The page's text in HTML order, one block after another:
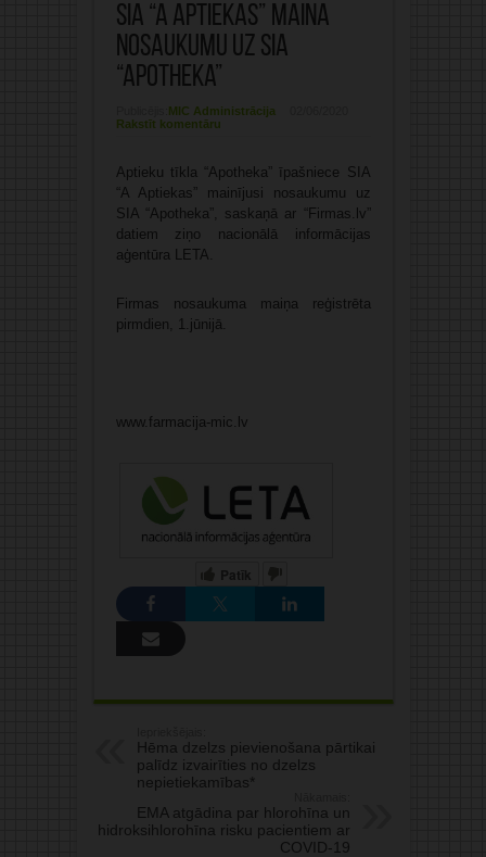
SIA “A Aptiekas” maina
nosaukumu uz SIA
“Apotheka”
MIC Administrācija
Rakstīt komentāru
Aptieku tīkla “Apotheka” īpašniece SIA
“A Aptiekas” mainījusi nosaukumu uz
SIA “Apotheka”, saskaņā ar “Firmas.lv”
datiem ziņo nacionālā informācijas
aģentūra LETA.
Firmas nosaukuma maiņa reģistrēta
pirmdien, 1.jūnijā.
www.farmacija-mic.lv
Patīk
Hēma dzelzs pievienošana pārtikai
palīdz izvairīties no dzelzs
nepietiekamības*
EMA atgādina par hlorohīna un
hidroksihlorohīna risku pacientiem ar
COVID-19